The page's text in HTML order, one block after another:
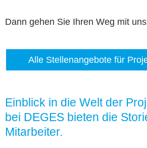
Dann gehen Sie Ihren Weg mit
Alle Stellenangebote für
Einblick in die Welt der
bei DEGES bieten die
Mitarbeiter.